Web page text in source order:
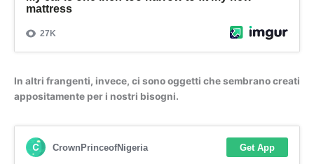
In altri frangenti, invece, ci sono oggetti che sembrano creati
appositamente per i nostri bisogni.